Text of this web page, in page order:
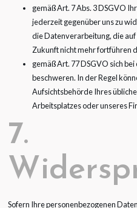
gemäß Art. 7 Abs. 3 DSGVO
jederzeit gegenüber uns zu
die Datenverarbeitung, die
Zukunft nicht mehr fortführen
gemäß Art. 77 DSGVO sich
beschweren. In der Regel
Aufsichtsbehörde Ihres
Arbeitsplatzes oder unseres
7.
Sofern Ihre personenbezogenen